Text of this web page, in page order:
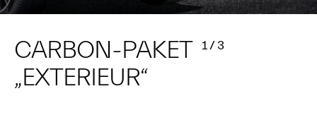
CARBON-PAKET
„EXTERIEUR“
1/3